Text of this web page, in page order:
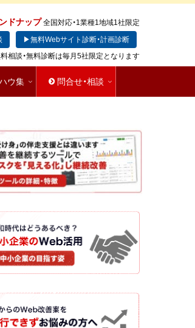
ドナップ 全国対応・1業種1地域1社限定
▶無料Webサイト診断・計画診断
相談・無料診断は毎月5社限定となります
ウ集 問合せ・相談